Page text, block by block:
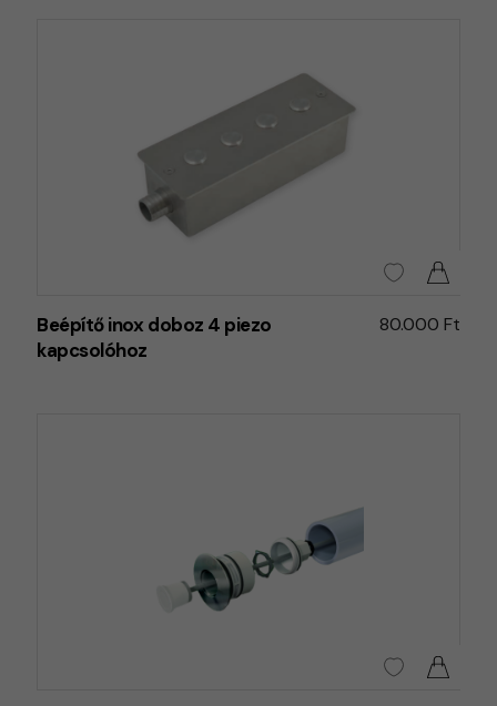
Beépítő inox doboz 4 piezo
kapcsolóhoz
80.000 Ft